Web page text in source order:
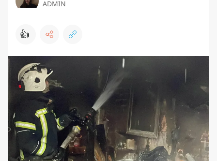
ADMIN
👍